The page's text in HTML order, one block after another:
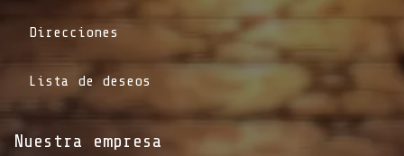
Direcciones
Lista de deseos
Nuestra empresa